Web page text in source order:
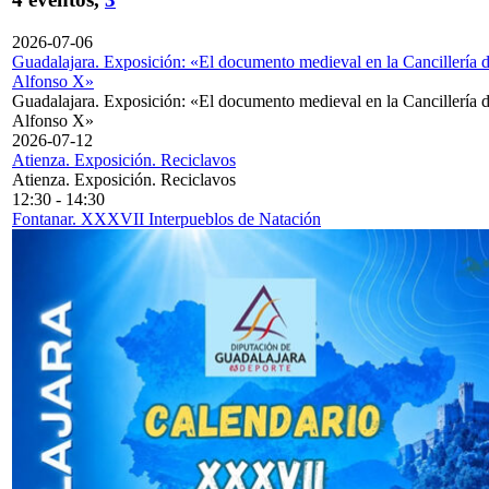
2026-07-06
Guadalajara. Exposición: «El documento medieval en la Cancillería
Alfonso X»
Guadalajara. Exposición: «El documento medieval en la Cancillería
Alfonso X»
2026-07-12
Atienza. Exposición. Reciclavos
Atienza. Exposición. Reciclavos
12:30 - 14:30
Fontanar. XXXVII Interpueblos de Natación